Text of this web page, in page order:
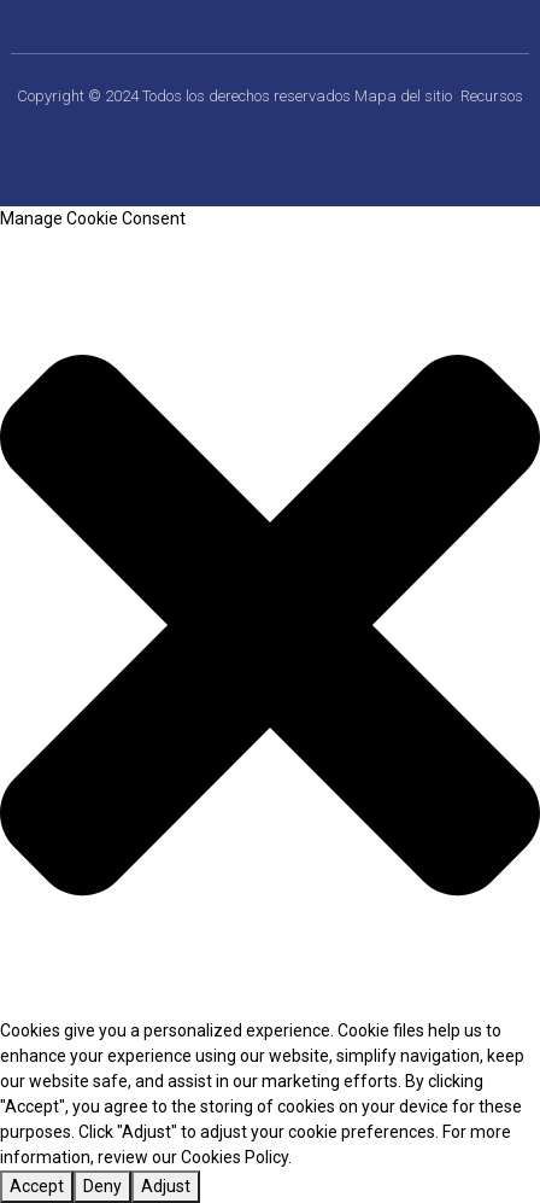
Copyright © 2024 Todos los derechos reservados Mapa del sitio Recursos
Manage Cookie Consent
Cookies give you a personalized experience. Cookie files help us to
enhance your experience using our website, simplify navigation, keep
our website safe, and assist in our marketing efforts. By clicking
"Accept", you agree to the storing of cookies on your device for these
purposes. Click "Adjust" to adjust your cookie preferences. For more
information, review our Cookies Policy.
Accept
Deny Adjust